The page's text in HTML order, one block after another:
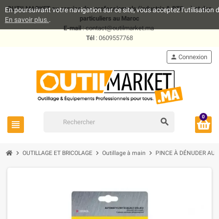
OUTILMARKET au service des professionnels (industrie & BTP .. ) et des
particuliers au Maroc
E-mail: contact@outilmarket.ma
Tél : 0609557768
view_headline search
person Connexion
0
chevron_right OUTILLAGE ET BRICOLAGE chevron_right Outillage à main chevron_right PINCE À DÉNUDER
En poursuivant votre navigation sur ce site, vous acceptez
En savoir plus..